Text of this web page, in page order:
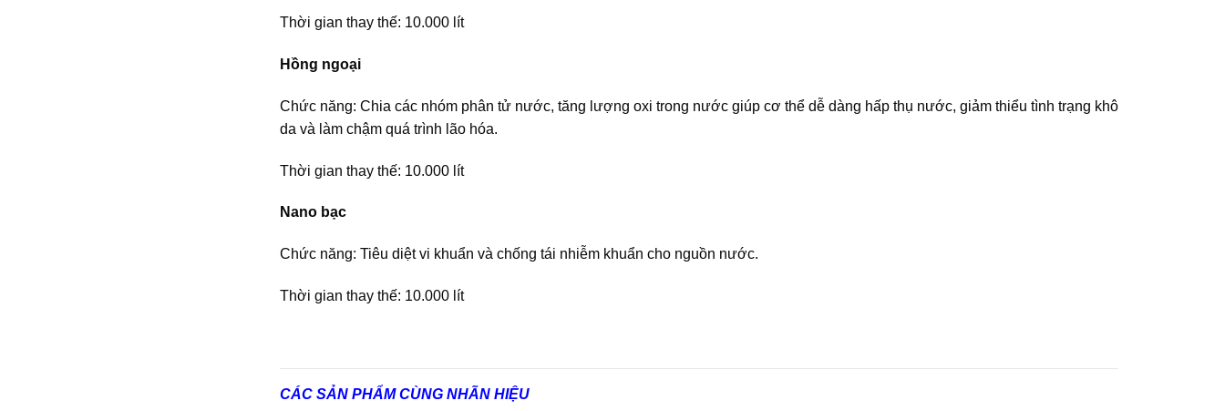
Thời gian thay thế: 10.000 lít
Hồng ngoại
Chức năng: Chia các nhóm phân tử nước, tăng lượng oxi trong nước giúp cơ thể dễ dàng hấp thụ nước, giảm thiểu tình trạng khô
da và làm chậm quá trình lão hóa.
Thời gian thay thế: 10.000 lít
Nano bạc
Chức năng: Tiêu diệt vi khuẩn và chống tái nhiễm khuẩn cho nguồn nước.
Thời gian thay thế: 10.000 lít
CÁC SẢN PHẨM CÙNG NHÃN HIỆU